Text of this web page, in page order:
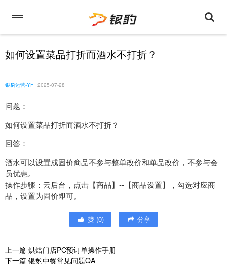
如何设置菜品打折而酒水不打折？
银豹运营-YF 2025-07-28
问题：
如何设置菜品打折而酒水不打折？
回答：
酒水可以设置成固价商品不参与整单改价和单品改价，不参与会
员优惠。
操作步骤：云后台，点击【商品】--【商品设置】，勾选对应商
品，设置为固价即可。
赞 (0) 分享
上一篇 烘焙门店PC预订单操作手册
下一篇 银豹中餐常见问题QA